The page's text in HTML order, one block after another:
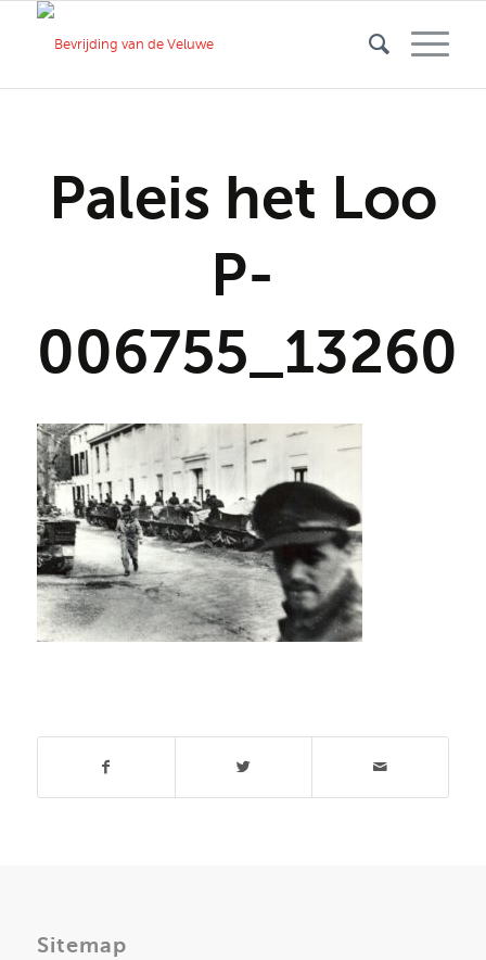
Paleis het Loo
P-
006755_13260
Sitemap